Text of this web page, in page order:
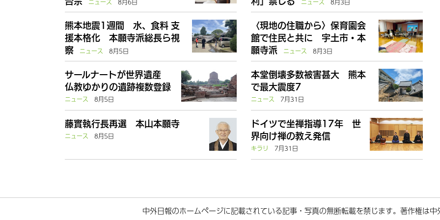
ニュース 8月6日
熊本地震1週間 水、食料 支
援本格化 本願寺派総長ら視
察
ニュース 8月5日
サールナートが世界遺産
仏教ゆかりの遺跡複数登録
ニュース
8月5日
藤實執行長再選 本山本願寺
ニュース
8月5日
ニュース 8月3日
〈現地の住職から〉保育園会
館で住民と共に 宇土市・本
願寺派
ニュース 8月3日
本堂倒壊多数被害甚大 熊本
で最大震度7
ニュース
7月31日
ドイツで坐禅指導17年 世
界向け禅の教え発信
キラリ
7月31日
中外日報のホームページに記載されている記事・写真の無断転載を禁じます。著作権は中